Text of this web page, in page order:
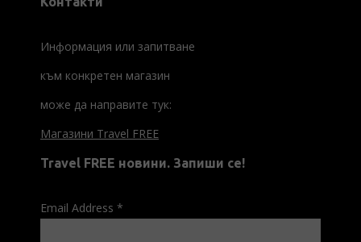
Информация или запитване
към конкретен магазин
може да направите тук:
Магазини Travel FREE
Travel FREE новини. Запиши се!
Email Address *